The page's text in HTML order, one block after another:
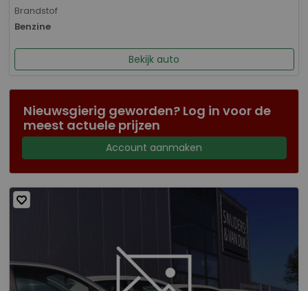
Brandstof
Benzine
Bekijk auto
Nieuwsgierig geworden? Log in voor de
meest actuele prijzen
Account aanmaken